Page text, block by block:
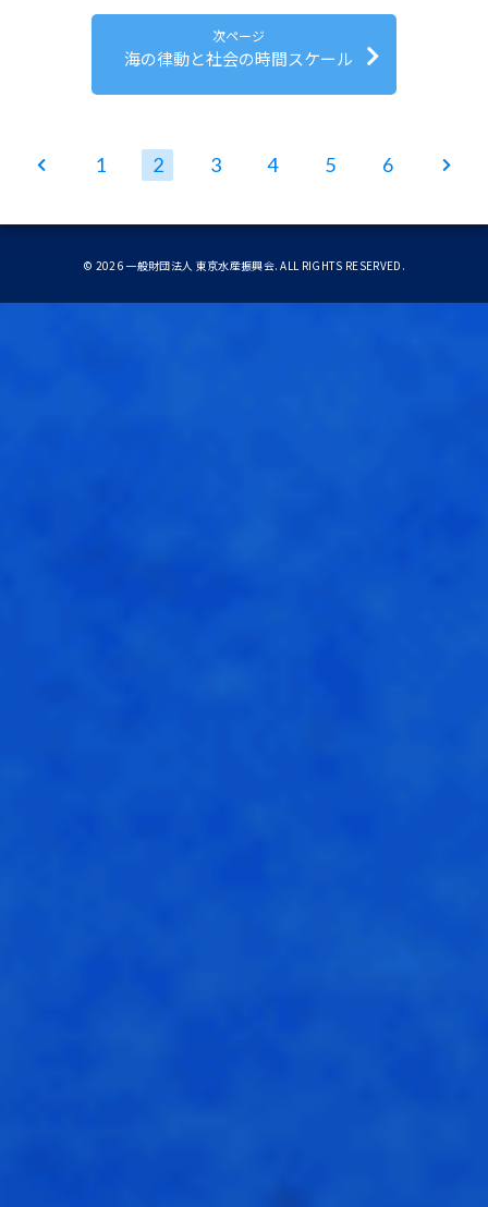
次ページ
海の律動と社会の時間スケール
ジ
1 2 3 4 5 6
ジ
© 2026一般財団法人 東京水産振興会. ALL RIGHTS RESERVED.